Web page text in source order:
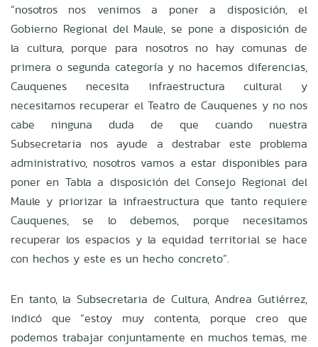
“nosotros nos venimos a poner a disposición, el
Gobierno Regional del Maule, se pone a disposición de
la cultura, porque para nosotros no hay comunas de
primera o segunda categoría y no hacemos diferencias,
Cauquenes necesita infraestructura cultural y
necesitamos recuperar el Teatro de Cauquenes y no nos
cabe ninguna duda de que cuando nuestra
Subsecretaria nos ayude a destrabar este problema
administrativo, nosotros vamos a estar disponibles para
poner en Tabla a disposición del Consejo Regional del
Maule y priorizar la infraestructura que tanto requiere
Cauquenes, se lo debemos, porque necesitamos
recuperar los espacios y la equidad territorial se hace
con hechos y este es un hecho concreto”.
En tanto, la Subsecretaria de Cultura, Andrea Gutiérrez,
indicó que “estoy muy contenta, porque creo que
podemos trabajar conjuntamente en muchos temas, me